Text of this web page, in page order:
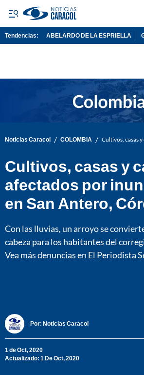
Tendencias: ABELARDO DE LA ESPRIELLA
Noticias Caracol / COLOMBIA / Cultivos, casas
Cultivos, casas y
afectados por
en San Antero,
Con las lluvias, un arroyo se
cabeza para los habitantes del
Vea más denuncias en El Periodista
Por: Noticias Caracol
1 de Oct, 2020
Actualizado: 1 De Oct, 2020